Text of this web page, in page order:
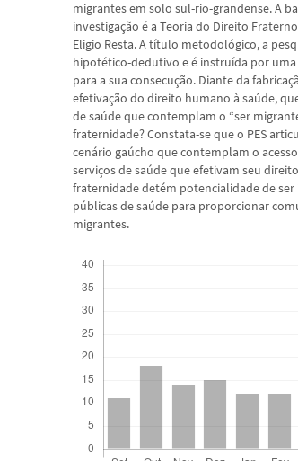
migrantes em solo sul-rio-grandense. A
investigação é a Teoria do Direito
Eligio Resta. A título metodológico, a
hipotético-dedutivo e é instruída por
para a sua consecução. Diante da
efetivação do direito humano à saúde,
de saúde que contemplam o “ser
fraternidade? Constata-se que o PES
cenário gaúcho que contemplam o
serviços de saúde que efetivam seu
fraternidade detém potencialidade de
públicas de saúde para proporcionar
migrantes.